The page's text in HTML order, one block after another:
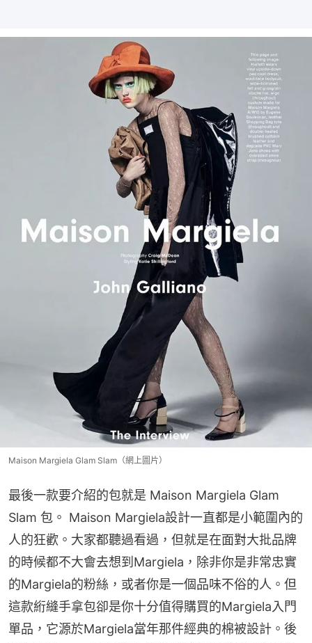
Maison Margiela Glam Slam（網上圖片）
最後一款要介紹的包就是 Maison Margiela Glam
Slam 包。 Maison Margiela設計一直都是小範圍內的
人的狂歡。大家都聽過看過，但就是在面對大批品牌
的時候都不大會去想到Margiela，除非你是非常忠實
的Margiela的粉絲，或者你是一個品味不俗的人。但
這款絎縫手拿包卻是你十分值得購買的Margiela入門
單品，它源於Margiela當年那件經典的棉被設計。後